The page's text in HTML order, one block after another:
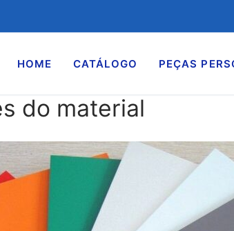
HOME CATÁLOGO PEÇAS
do material